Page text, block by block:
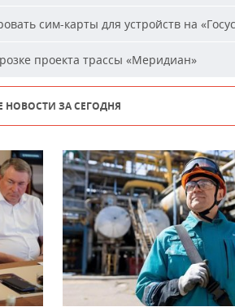
сим-карты для устройств на
проекта трассы «Меридиан»
НОВОСТИ ЗА СЕГОДНЯ